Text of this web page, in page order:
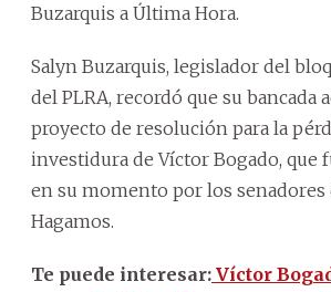
Buzarquis a Última Hora.
Salyn Buzarquis, legislador del
del PLRA, recordó que su bancada
proyecto de resolución para la
investidura de Víctor Bogado, que
en su momento por los senadores
Hagamos.
Te puede interesar: Víctor